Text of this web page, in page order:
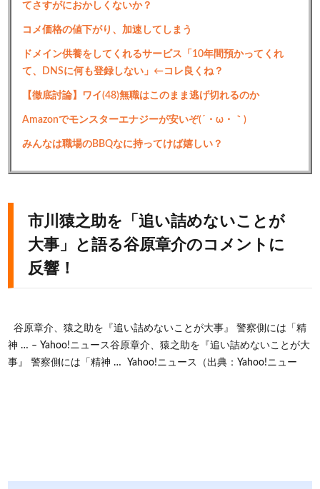
てさすがにおかしくないか？
コメ価格の値下がり、加速してしまう
ドメイン供養をしてくれるサービス「10年間預かってくれ
て、DNSに何も登録しない」←コレ良くね？
【徹底討論】ワイ(48)無職はこのまま逃げ切れるのか
Amazonでモンスターエナジーが安いぞ(´・ω・｀)
みんなは職場のBBQなに持ってけば嬉しい？
市川猿之助を「追い詰めないことが
大事」と語る谷原章介のコメントに
反響！
谷原章介、猿之助を『追い詰めないことが大事』 警察側には「精
神 … – Yahoo!ニュース谷原章介、猿之助を『追い詰めないことが大
事』 警察側には「精神 … Yahoo!ニュース（出典：Yahoo!ニュー